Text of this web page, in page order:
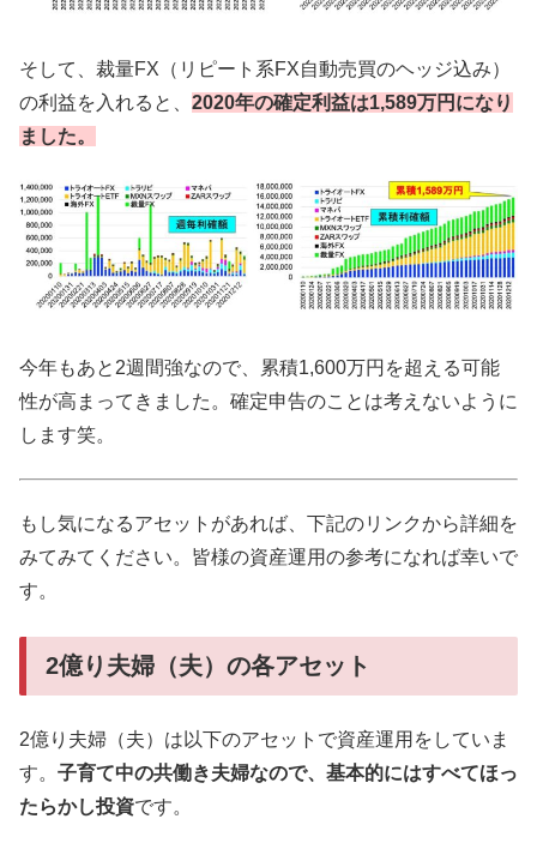
そして、裁量FX（リピート系FX自動売買のヘッジ込み）
の利益を入れると、 2020年の確定利益は1,589万円になり
ました。
今年もあと2週間強なので、累積1,600万円を超える可能
性が高まってきました。確定申告のことは考えないように
します笑。
もし気になるアセットがあれば、下記のリンクから詳細を
みてみてください。皆様の資産運用の参考になれば幸いで
す。
2億り夫婦（夫）の各アセット
2億り夫婦（夫）は以下のアセットで資産運用をしていま
す。 子育て中の共働き夫婦なので、基本的にはすべてほっ
たらかし投資です。